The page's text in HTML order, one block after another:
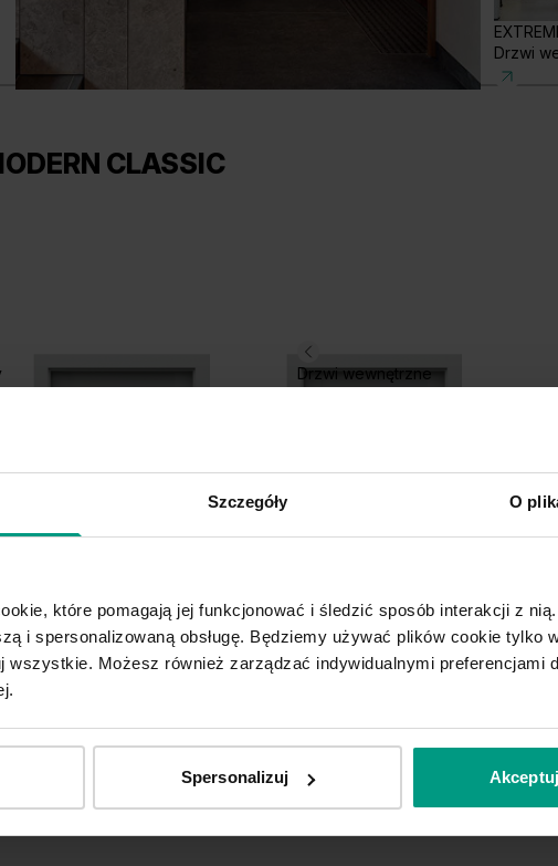
Szczegóły O
które pomagają jej funkcjonować i śledzić sposób interakcji z
i spersonalizowaną obsługę. Będziemy używać plików cookie tylko
wszystkie. Możesz również zarządzać indywidualnymi preferencjami
Spersonalizuj
Drzwi
Drzwi wewnętrzne
CLASSIC